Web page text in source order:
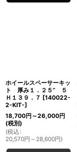
ホイールスペーサーキッ
ト 厚み１．２５” ５
Ｈ１３９．７ [140022-
2-KIT-]
18,700円 ～26,000円
(税別)
(税込 :
20,570円 ～28,600円)